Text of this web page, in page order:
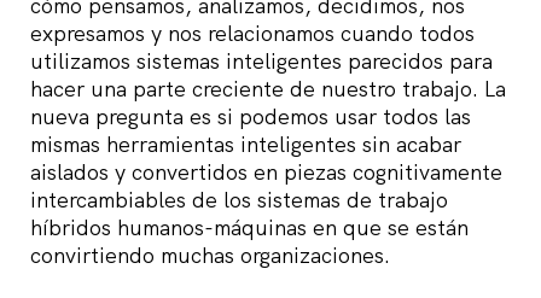
cómo pensamos, analizamos, decidimos, nos
expresamos y nos relacionamos cuando todos
utilizamos sistemas inteligentes parecidos para
hacer una parte creciente de nuestro trabajo. La
nueva pregunta es si podemos usar todos las
mismas herramientas inteligentes sin acabar
aislados y convertidos en piezas cognitivamente
intercambiables de los sistemas de trabajo
híbridos humanos-máquinas en que se están
convirtiendo muchas organizaciones.